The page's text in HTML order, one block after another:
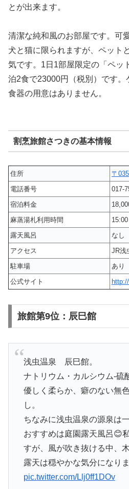
とが出来ます。
清潔な純和風のお部屋です。可
犬と猫に限られますが、ペット
気です。1日1部屋限定の「ペッ
泊2食で23000円（税別）です。
食器の用意はありません。
割烹旅館さつきの基本情報
住所
〒
電話番号
017-
宿泊料金
麻蒸湯札利用時間
露天風呂
なし
アクセス
JR浅
駐車場
あり
公式サイト
旅館第9位：辰巳館
浅虫温泉 辰巳館。
ナトリウム・カルシウム‐硫
優しく柔らか、癖のない無
し。
ちなみに浅虫温泉の源泉は
おすすめは庭園露天風呂😊
すが、風が吹き抜ける中、
露天は穏やかな気分になり
pic.twitter.com/Llj0ff1DOv